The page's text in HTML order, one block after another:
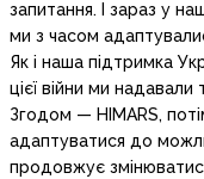
запитання. І зараз у
ми з часом
Як і наша підтримка
цієї війни ми
Згодом — HIMARS,
адаптуватися до
продовжує